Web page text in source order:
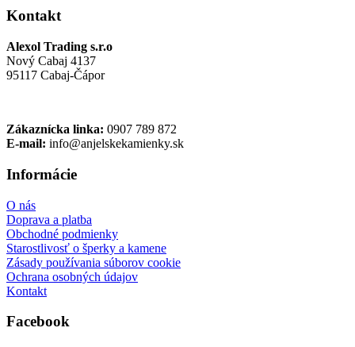
Kontakt
Alexol Trading s.r.o
Nový Cabaj 4137
95117 Cabaj-Čápor
Zákaznícka linka: 0907 789 872
E-mail: info@anjelskekamienky.sk
Informácie
O nás
Doprava a platba
Obchodné podmienky
Starostlivosť o šperky a kamene
Zásady používania súborov cookie
Ochrana osobných údajov
Kontakt
Facebook